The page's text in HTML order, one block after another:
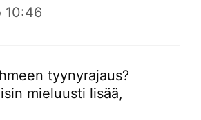
10:46
tyynyrajaus?
mieluusti lisää,